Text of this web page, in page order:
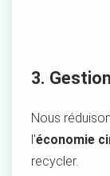
3.
Nous
l'économie
recycler.